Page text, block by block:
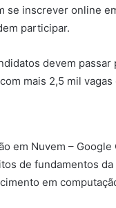
se inscrever online
participar.
devem
mais 2,5 mil
em Nuvem –
de fundamentos
em